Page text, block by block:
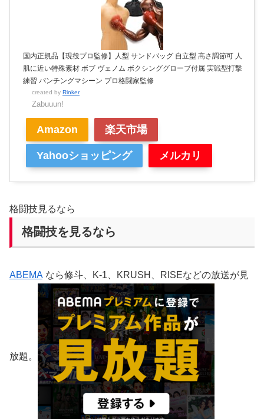
国内正規品【現役プロ監修】人型 サンドバッグ 自立型 高さ調節可 人
肌に近い特殊素材 ボブ ヴェノム ボクシンググローブ付属 実戦型打撃
練習 パンチングマシーン プロ格闘家監修
created by Rinker
Zabuuun!
Amazon 楽天市場
Yahooショッピング メルカリ
格闘技見るなら
格闘技を見るなら
ABEMA なら修斗、K-1、KRUSH、RISEなどの放送が見
放題。